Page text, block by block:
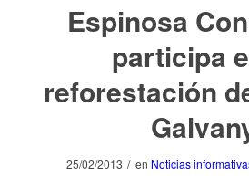
Espinosa
participa
reforestación
25/02/2013 / en Noticias